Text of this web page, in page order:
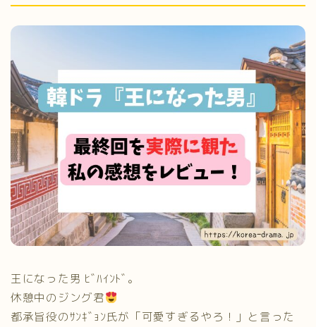
王になった男 ﾋﾞﾊｲﾝﾄﾞ。
休憩中のジング君
都承旨役のｻﾝｷﾞｮﾝ氏が「可愛すぎるやろ！」と言った